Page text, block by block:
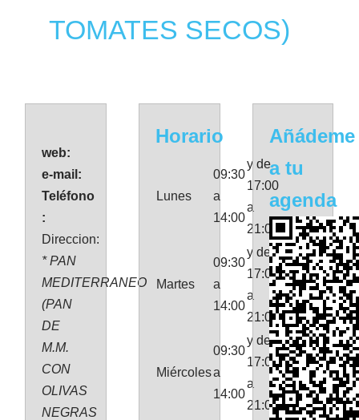
TOMATES SECOS)
web:
e-mail:
Teléfono
:
Direccion:
* PAN
MEDITERRANEO
(PAN
DE
M.M.
CON
OLIVAS
NEGRAS
Horario
Lunes
09:30
a
14:00
y de
17:00
a
21:00
Martes
09:30
a
14:00
y de
17:00
a
21:00
Miércoles
09:30
a
14:00
y de
17:00
a
21:00
Añádeme
a tu
agenda